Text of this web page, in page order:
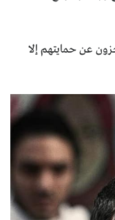
عن حمايتهم إلا